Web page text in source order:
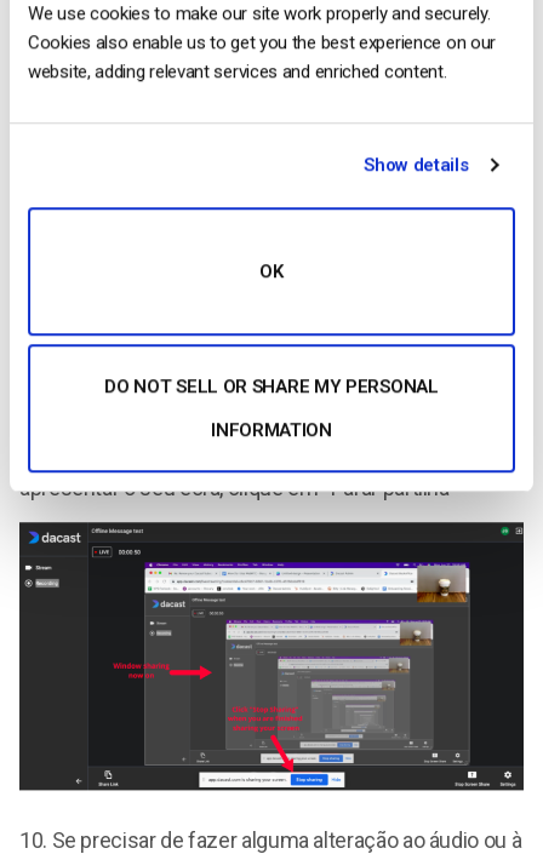
We use cookies to make our site work properly and securely.
Cookies also enable us to get you the best experience on our
website, adding relevant services and enriched content.
Show details
OK
DO NOT SELL OR SHARE MY PERSONAL
INFORMATION
Clique na janela que pretende partilhar ou na opção “Ecrã
inteiro”. Depois de selecionar, clique em “Partilhar” para
começar a partilhar o seu ecrã com o seu público.
apresentar o seu ecrã, clique em “Parar partilha
10. Se precisar de fazer alguma alteração ao áudio ou à